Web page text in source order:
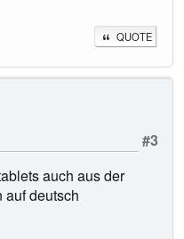
QUOTE
#3
auch aus der
auf deutsch